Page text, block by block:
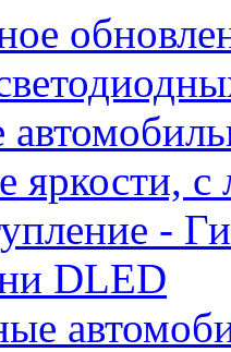
яркости,
-
DLED